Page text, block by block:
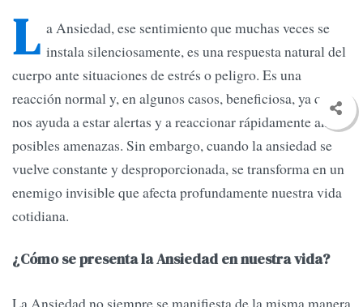
L a Ansiedad, ese sentimiento que muchas veces se
instala silenciosamente, es una respuesta natural del
cuerpo ante situaciones de estrés o peligro. Es una
reacción normal y, en algunos casos, beneficiosa, ya que
nos ayuda a estar alertas y a reaccionar rápidamente ante
posibles amenazas. Sin embargo, cuando la ansiedad se
vuelve constante y desproporcionada, se transforma en un
enemigo invisible que afecta profundamente nuestra vida
cotidiana.
¿Cómo se presenta la Ansiedad en nuestra vida?
La Ansiedad no siempre se manifiesta de la misma manera